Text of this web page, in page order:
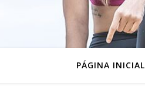
PÁGINA INICIAL